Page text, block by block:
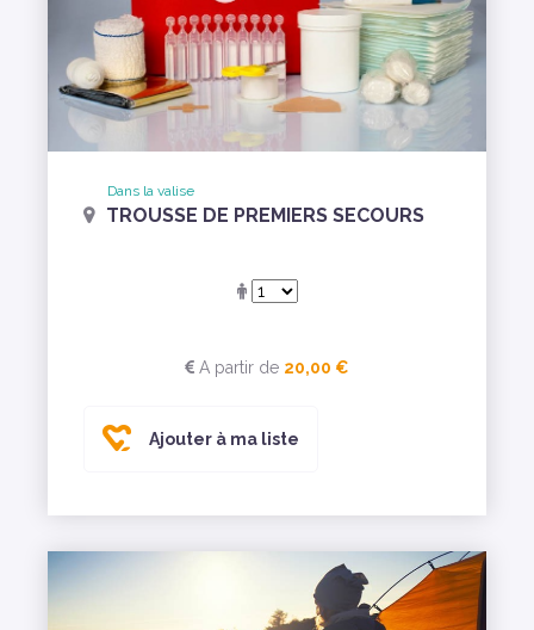
Dans la valise
TROUSSE DE PREMIERS SECOURS
A partir de 20,00 €
Ajouter à ma liste